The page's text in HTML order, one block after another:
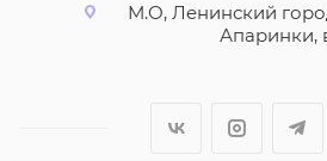
М.О, Ленинский
Апаринки,